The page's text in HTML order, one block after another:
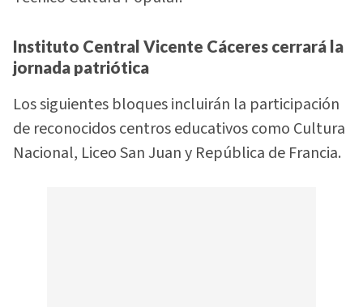
Instituto Central Vicente Cáceres cerrará la
jornada patriótica
Los siguientes bloques incluirán la participación
de reconocidos centros educativos como Cultura
Nacional, Liceo San Juan y República de Francia.